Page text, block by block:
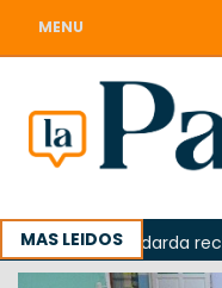
MENU
MAS LEIDOS
Odarda